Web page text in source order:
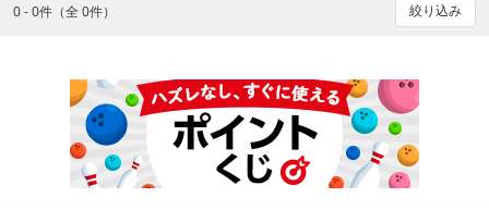
0 - 0件（全 0件） 絞り込み